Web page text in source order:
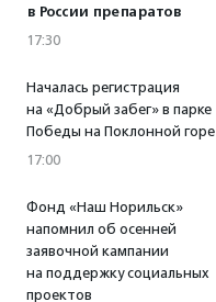
в России препаратов
17:30
Началась регистрация
на «Добрый забег» в парке
Победы на Поклонной горе
17:00
Фонд «Наш Норильск»
напомнил об осенней
заявочной кампании
на поддержку социальных
проектов